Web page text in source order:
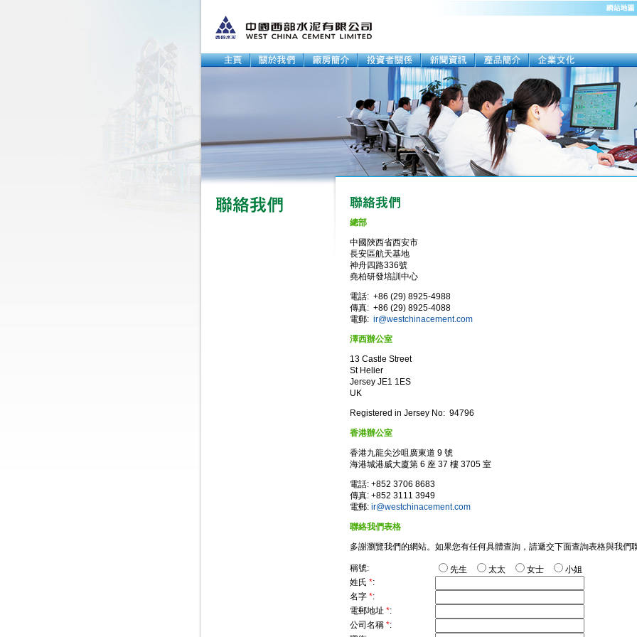
總部
中國陝西省西安市
長安區航天基地
神舟四路336號
堯柏研發培訓中心
電話: +86 (29) 8925-4988
傳真: +86 (29) 8925-4088
電郵: ir@westchinacement.com
澤西辦公室
13 Castle Street
St Helier
Jersey JE1 1ES
UK
Registered in Jersey No: 94796
香港辦公室
香港九龍尖沙咀廣東道 9 號
海港城港威大廈第 6 座 37 樓 3705 室
電話: +852 3706 8683
傳真: +852 3111 3949
電郵: ir@westchinacement.com
聯絡我們表格
多謝瀏覽我們的網站。如果您有任何具體查詢，請遞交下面查詢表格與我們
稱號: 先生 太太 女士
小姐
姓氏 *:
名字 *:
電郵地址 *:
公司名稱 *: